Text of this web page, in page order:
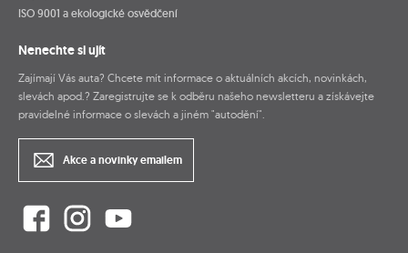
ISO 9001 a ekologické osvědčení
Nenechte si ujít
Zajímají Vás auta? Chcete mít informace o aktuálních akcích, novinkách,
slevách apod.? Zaregistrujte se k odběru našeho newsletteru a získávejte
pravidelné informace o slevách a jiném "autodění".
Akce a novinky emailem